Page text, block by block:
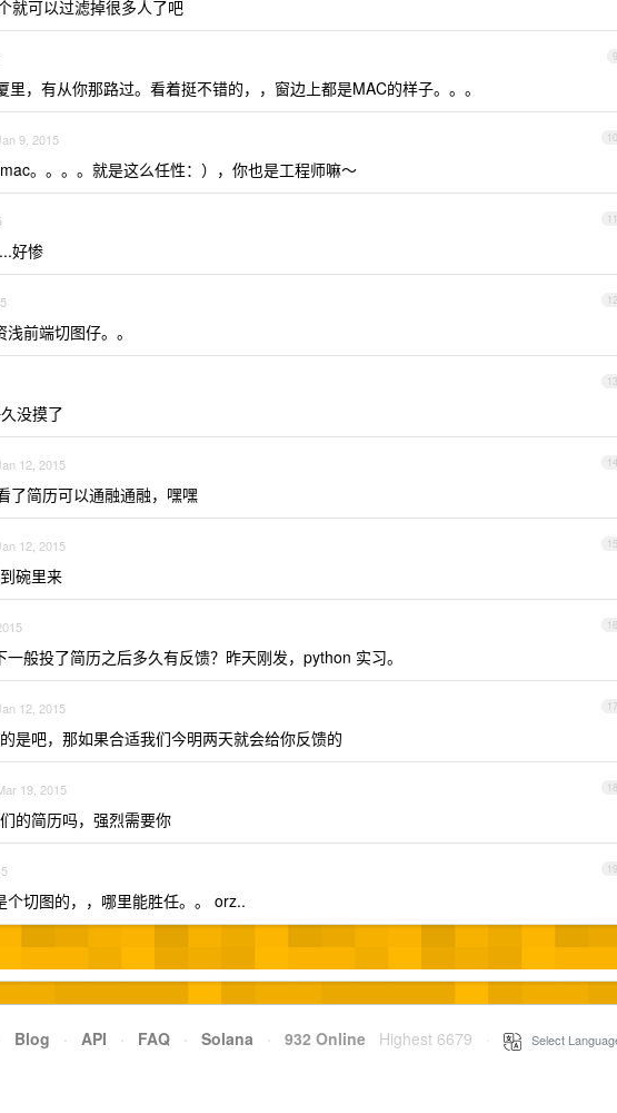
就可以过滤掉很多人了吧
9
里，有从你那路过。看着挺不错的，，窗边上都是MAC的样子。。。
10
9, 2015
。。。。就是这么任性：），你也是工程师嘛～
11
好惨
12
浅前端切图仔。。
13
没摸了
14
12, 2015
了简历可以通融通融，嘿嘿
15
12, 2015
碗里来
16
一般投了简历之后多久有反馈？昨天刚发，python 实习。
17
12, 2015
是吧，那如果合适我们今明两天就会给你反馈的
18
19, 2015
的简历吗，强烈需要你
19
个切图的，，哪里能胜任。。 orz..
Blog · API · FAQ · Solana · 932 Online Highest 6679 Select